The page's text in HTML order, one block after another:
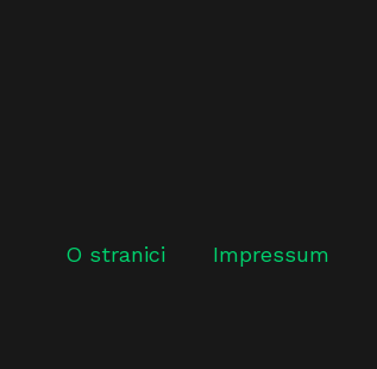
O stranici Impressum